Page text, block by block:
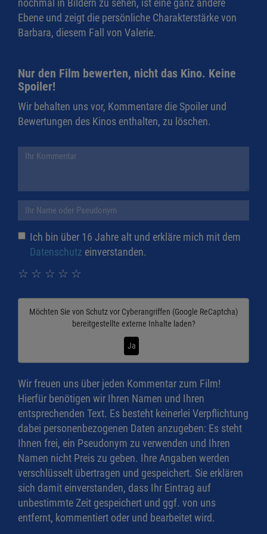
nochmal in Bildern zu sehen, ist eine ganz andere
Ebene und zeigt die persönliche Charakterstärke von
Barbara, diesem Fall von Valerie.
Nur den Film bewerten, nicht das Kino. Keine
Spoiler!
Wir behalten uns vor, Kommentare die Spoiler und
Bewertungen des Kinos enthalten, zu löschen.
Ich bin über 16 Jahre alt und erkläre mich mit dem
Datenschutz einverstanden.
☆
☆
☆
☆
☆
Möchten Sie von Schutz vor Cyberangriffen (Google ReCaptcha)
bereitgestellte externe Inhalte laden?
Ja
Wir freuen uns über jeden Kommentar zum Film!
Hierfür benötigen wir Ihren Namen und Ihren
entsprechenden Text. Es besteht keinerlei Verpflichtung
dabei personenbezogenen Daten anzugeben: Es steht
Ihnen frei, ein Pseudonym zu verwenden und Ihren
Namen nicht Preis zu geben. Ihre Angaben werden
verschlüsselt übertragen und gespeichert. Sie erklären
sich damit einverstanden, dass Ihr Eintrag auf
unbestimmte Zeit gespeichert und ggf. von uns
entfernt, kommentiert oder und bearbeitet wird.